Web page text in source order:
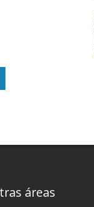
áreas